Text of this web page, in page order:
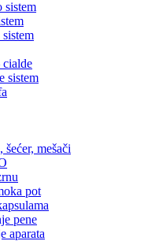
sistem
sistem
cialde
sistem
šećer, mešači
pot
pene
aparata